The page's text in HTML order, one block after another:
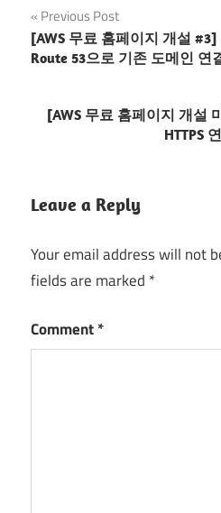
Post
navigation
Previous Post
[AWS 무료 홈페이지 개설
Route 53으로 기존 도메인 연
[AWS 무료 홈페이지 개설
HTTPS
Leave a Reply
Your email address will not
fields are marked *
Comment*